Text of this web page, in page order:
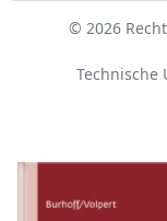
© 2026
Technische